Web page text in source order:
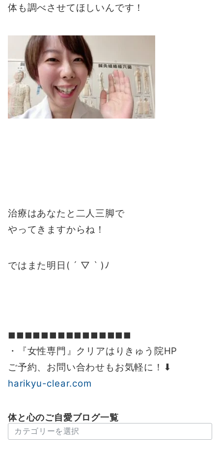
体も調べさせてほしいんです！
治療はあなたと二人三脚で
やってきますからね！
ではまた明日( ´ ▽ ` )ﾉ
◼︎◼︎◼︎◼︎◼︎◼︎◼︎◼︎◼︎◼︎◼︎◼︎◼︎◼︎◼︎
・『女性専門』クリアはりきゅう院HP
ご予約、お問い合わせもお気軽に！⬇︎
harikyu-clear.com
体と心のご自愛ブログ一覧
体
と